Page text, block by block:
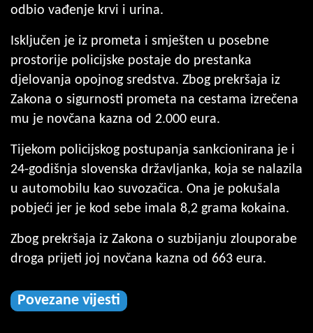
odbio vađenje krvi i urina.
Isključen je iz prometa i smješten u posebne
prostorije policijske postaje do prestanka
djelovanja opojnog sredstva. Zbog prekršaja iz
Zakona o sigurnosti prometa na cestama izrečena
mu je novčana kazna od 2.000 eura.
Tijekom policijskog postupanja sankcionirana je i
24-godišnja slovenska državljanka, koja se nalazila
u automobilu kao suvozačica. Ona je pokušala
pobjeći jer je kod sebe imala 8,2 grama kokaina.
Zbog prekršaja iz Zakona o suzbijanju zlouporabe
droga prijeti joj novčana kazna od 663 eura.
Povezane vijesti